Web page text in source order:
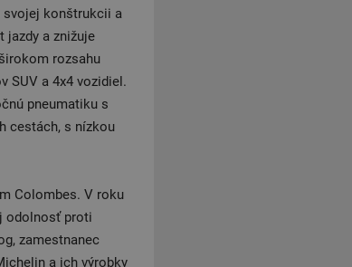
svojej konštrukcii a
jazdy a znižuje
rozsahu
SUV a 4x4 vozidiel.
pneumatiku s
cestách, s nízkou
Colombes. V roku
odolnosť proti
zamestnanec
a ich výrobky